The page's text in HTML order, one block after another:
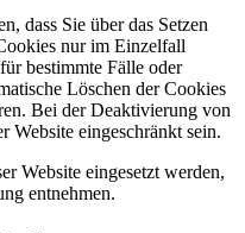
dass Sie über das Setzen
nur im Einzelfall
bestimmte Fälle oder
Löschen der Cookies
Bei der Deaktivierung von
Website eingeschränkt sein.
Website eingesetzt werden,
entnehmen.